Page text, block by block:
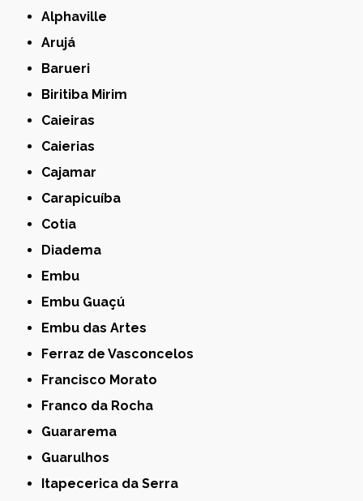
Alphaville
Arujá
Barueri
Biritiba Mirim
Caieiras
Caierias
Cajamar
Carapicuíba
Cotia
Diadema
Embu
Embu Guaçú
Embu das Artes
Ferraz de Vasconcelos
Francisco Morato
Franco da Rocha
Guararema
Guarulhos
Itapecerica da Serra